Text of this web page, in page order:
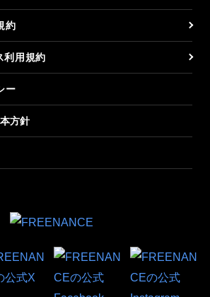
約
利用規約
ー
方針